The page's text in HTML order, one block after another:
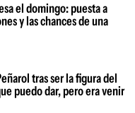
el domingo: puesta a
y las chances de una
tras ser la figura del
puedo dar, pero era venir